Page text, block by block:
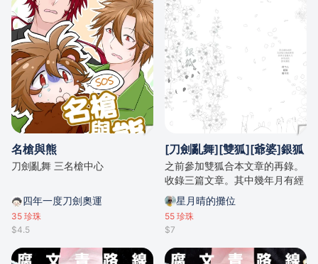
名槍與熊
刀劍亂舞 三名槍中心
四年一度刀劍奧運
35 珍珠
$4.5
[刀劍亂舞][雙狐][爺婆]銀狐
之前參加雙狐合本文章的再錄。
收錄三篇文章。其中幾年月有經
擴寫，爺婆主。 雙狐爺婆比例約
為７：３左右。（含不明確描
寫。 A5，約24000字左右。
星月晴的攤位
55 珍珠
$7